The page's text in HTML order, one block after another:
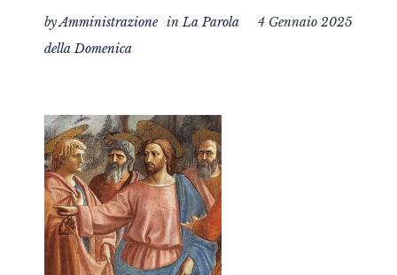
4 Gennaio 2025
byAmministrazione inLa Parola
della Domenica